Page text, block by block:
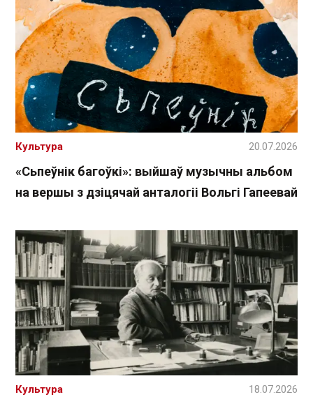
«Сьпеўнік багоўкі»: выйшаў музычны альбом
на вершы з дзіцячай анталогіі Вольгі Гапеевай
Культура 20.07.2026
Культура 18.07.2026